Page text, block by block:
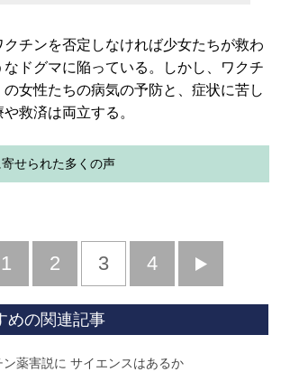
チンを否定しなければ少女たちが救わ
ドグマに陥っている。しかし、ワクチ
の女性たちの病気の予防と、症状に苦し
救済は両立する。
せられた多くの声
前
1 2 3 4
へ
めの関連記事
薬害説に サイエンスはあるか